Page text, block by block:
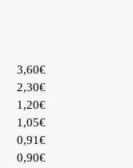
3,60€
2,30€
1,20€
1,05€
0,91€
0,90€